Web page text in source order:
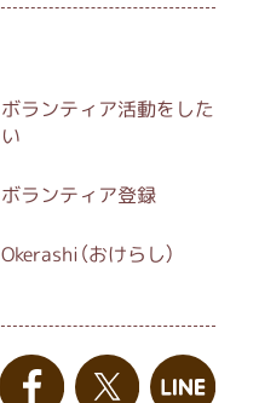
ボランティア活動をした
い
ボランティア登録
Okerashi（おけらし）